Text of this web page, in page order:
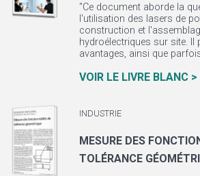
"Ce document aborde la
l'utilisation des lasers de
construction et
hydroélectriques sur site. Il
avantages, ainsi que
VOIR LE LIVRE BLANC >
INDUSTRIE
MESURE DES
TOLÉRANCE